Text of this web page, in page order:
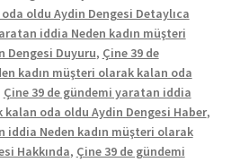
oldu Aydin Dengesi Detaylıca
iddia Neden kadın müşteri
Dengesi Duyuru, Çine 39 de
kadın müşteri olarak kalan oda
Çine 39 de gündemi yaratan iddia
kalan oda oldu Aydin Dengesi Haber,
iddia Neden kadın müşteri olarak
Hakkında, Çine 39 de gündemi